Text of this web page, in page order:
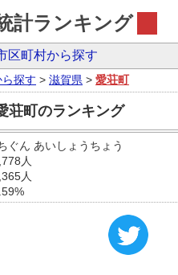
計ランキング
区町村から探す
探す > 滋賀県 > 愛荘町
荘町のランキング
ぐん あいしょうちょう
人
人